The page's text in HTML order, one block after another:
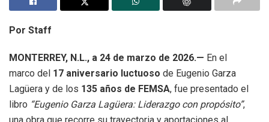
Por Staff
MONTERREY, N.L., a 24 de marzo de 2026.— En el
marco del 17 aniversario luctuoso de Eugenio Garza
Lagüera y de los 135 años de FEMSA, fue presentado el
libro “Eugenio Garza Lagüera: Liderazgo con propósito”,